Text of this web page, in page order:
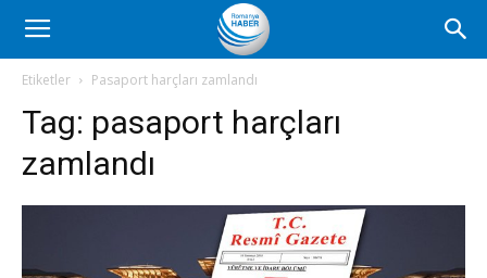
Romanya
Haber
Etiketler Pasaport harçları zamlandı
Tag: pasaport harçları
zamlandı